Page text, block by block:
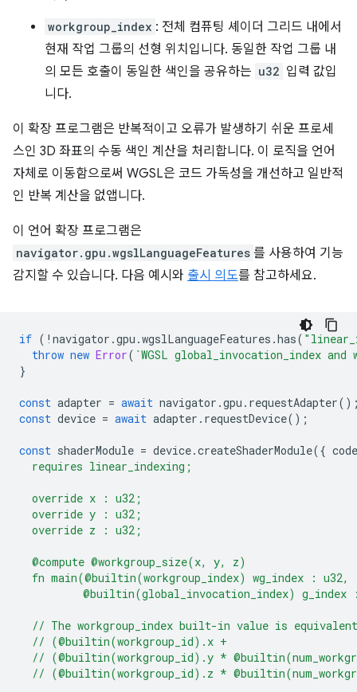
workgroup_index : 전체 컴퓨팅 셰이더 그리드 내에서
현재 작업 그룹의 선형 위치입니다. 동일한 작업 그룹 내
의 모든 호출이 동일한 색인을 공유하는 u32 입력 값입
니다.
이 확장 프로그램은 반복적이고 오류가 발생하기 쉬운 프로세
스인 3D 좌표의 수동 색인 계산을 처리합니다. 이 로직을 언어
자체로 이동함으로써 WGSL은 코드 가독성을 개선하고 일반적
인 반복 계산을 없앱니다.
이 언어 확장 프로그램은
navigator.gpu.wgslLanguageFeatures 를 사용하여 기능
감지할 수 있습니다. 다음 예시와 출시 의도를 참고하세요.
if ( ! navigator .gpu .wgslLanguageFeatures .has(
throw new Error( `WGSL global_invocation_index
}
const adapter = await navigator .gpu . requestAdapter
const device = await adapter . requestDevice();
const shaderModule = device.createShaderModule({ code
  requires linear_indexing;
  override x : u32;
  override y : u32;
  override z : u32;
  @compute @workgroup_size(x, y, z)
  fn main(@builtin(workgroup_index) wg_index : u32,
@builtin(global_invocation_index) g_index
// The workgroup_index built-in value is
  // (@builtin(workgroup_id).x +
// (@builtin(workgroup_id).y *
// (@builtin(workgroup_id).z *